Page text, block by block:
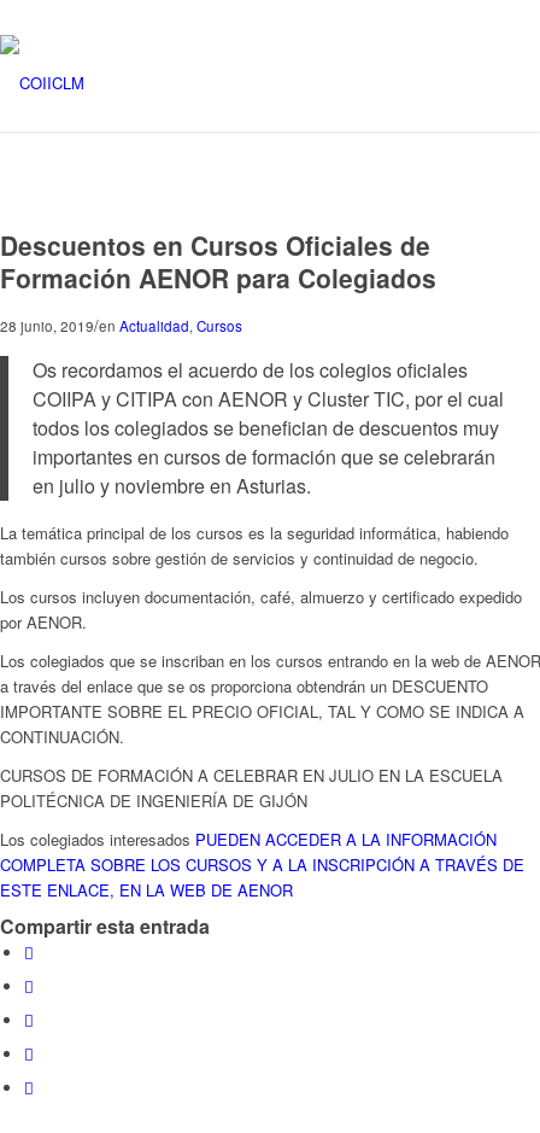
Descuentos en Cursos Oficiales de
Formación AENOR para Colegiados
28 junio, 2019/en Actualidad, Cursos
Os recordamos el acuerdo de los colegios oficiales
COIIPA y CITIPA con AENOR y Cluster TIC, por el cual
todos los colegiados se benefician de descuentos muy
importantes en cursos de formación que se celebrarán
en julio y noviembre en Asturias.
La temática principal de los cursos es la seguridad informática, habiendo
también cursos sobre gestión de servicios y continuidad de negocio.
Los cursos incluyen documentación, café, almuerzo y certificado expedido
por AENOR.
Los colegiados que se inscriban en los cursos entrando en la web de AENOR
a través del enlace que se os proporciona obtendrán un DESCUENTO
IMPORTANTE SOBRE EL PRECIO OFICIAL, TAL Y COMO SE INDICA A
CONTINUACIÓN.
CURSOS DE FORMACIÓN A CELEBRAR EN JULIO EN LA ESCUELA
POLITÉCNICA DE INGENIERÍA DE GIJÓN
Los colegiados interesados PUEDEN ACCEDER A LA INFORMACIÓN
COMPLETA SOBRE LOS CURSOS Y A LA INSCRIPCIÓN A TRAVÉS DE
ESTE ENLACE, EN LA WEB DE AENOR
Compartir esta entrada